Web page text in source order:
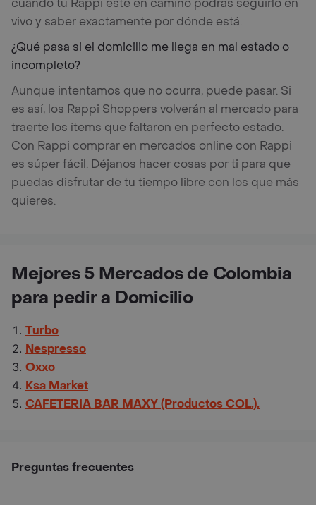
cuando tu Rappi esté en camino podrás seguirlo en
vivo y saber exactamente por dónde está.
¿Qué pasa si el domicilio me llega en mal estado o
incompleto?
Aunque intentamos que no ocurra, puede pasar. Si
es así, los Rappi Shoppers volverán al mercado para
traerte los ítems que faltaron en perfecto estado.
Con Rappi comprar en mercados online con Rappi
es súper fácil. Déjanos hacer cosas por ti para que
puedas disfrutar de tu tiempo libre con los que más
quieres.
Mejores 5 Mercados de Colombia
para pedir a Domicilio
Turbo
Nespresso
Oxxo
Ksa Market
CAFETERIA BAR MAXY (Productos COL.).
Preguntas frecuentes